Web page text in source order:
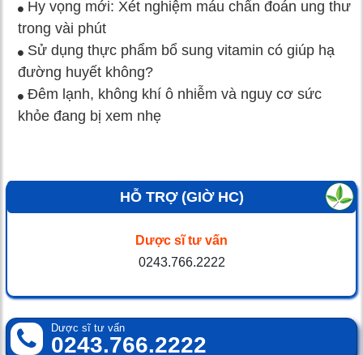
Hy vọng mới: Xét nghiệm máu chẩn đoán ung thư
trong vài phút
Sử dụng thực phẩm bổ sung vitamin có giúp hạ
đường huyết không?
Đêm lạnh, không khí ô nhiễm và nguy cơ sức
khỏe đang bị xem nhẹ
HỖ TRỢ (GIỜ HC)
Dược sĩ tư vấn
0243.766.2222
Dược sĩ tư vấn
0243.766.2222